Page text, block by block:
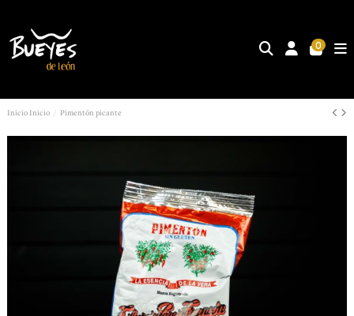
0
Inicio Inicio Pimentón picante